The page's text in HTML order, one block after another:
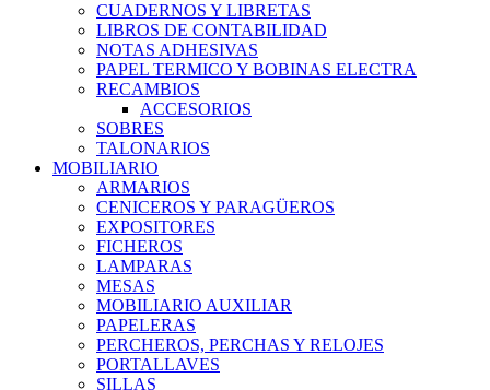
CUADERNOS Y LIBRETAS
LIBROS DE CONTABILIDAD
NOTAS ADHESIVAS
PAPEL TERMICO Y BOBINAS ELECTRA
RECAMBIOS
ACCESORIOS
SOBRES
TALONARIOS
MOBILIARIO
ARMARIOS
CENICEROS Y PARAGÜEROS
EXPOSITORES
FICHEROS
LAMPARAS
MESAS
MOBILIARIO AUXILIAR
PAPELERAS
PERCHEROS, PERCHAS Y RELOJES
PORTALLAVES
SILLAS